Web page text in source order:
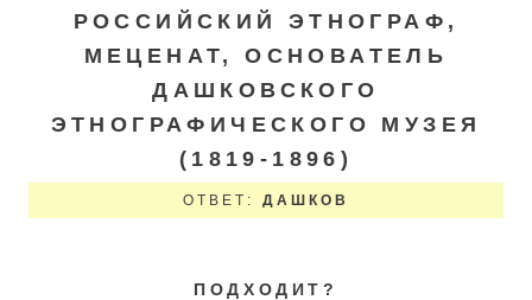
РОССИЙСКИЙ ЭТНОГРАФ,
МЕЦЕНАТ, ОСНОВАТЕЛЬ
ДАШКОВСКОГО
ЭТНОГРАФИЧЕСКОГО МУЗЕЯ
(1819-1896)
ОТВЕТ: ДАШКОВ
ПОДХОДИТ?